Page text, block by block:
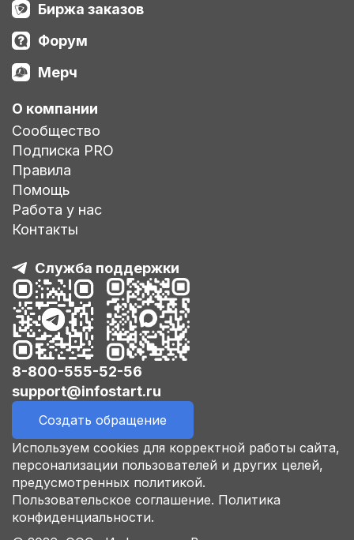
Биржа заказов
Форум
Мерч
О компании
Сообщество
Подписка PRO
Правила
Помощь
Работа у нас
Контакты
Служба поддержки
8-800-555-52-56
support@infostart.ru
Создать обращение
Используем cookies для корректной работы сайта,
персонализации пользователей и других целей,
предусмотренных политикой.
Пользовательское соглашение. Политика
конфиденциальности.